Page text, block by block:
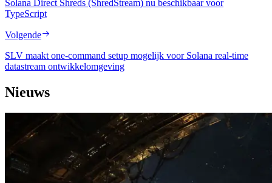
Solana Direct Shreds (ShredStream) nu beschikbaar voor
TypeScript
Volgende
SLV maakt one-command setup mogelijk voor Solana real-time
datastream ontwikkelomgeving
Nieuws